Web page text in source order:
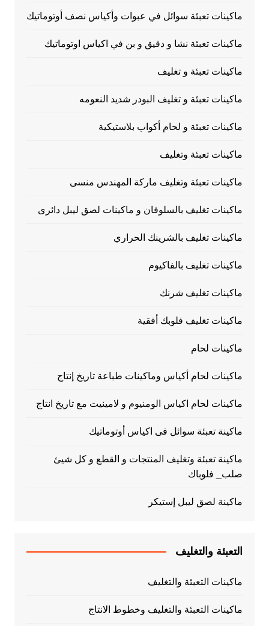
ماكينات تعبئة سوائل في عبوات وأكياس نصف أوتوماتيك
ماكينات تعبئة نشا و دقيق و بن في اكياس اوتوماتيك
ماكينات تعبئة و تغليف
ماكينات تعبئة و تغليف البودر شديد النعومه
ماكينات تعبئة و لحام أكواب بلاستيكية
ماكينات تعبئة وتغليف
ماكينات تعبئة وتغليف ماركة المهندس منسى
ماكينات تغليف بالسلوفان و ماكينات لصق ليبل دائرى
ماكينات تغليف بالشرينك الحراري
ماكينات تغليف بالفاكيوم
ماكينات تغليف شرنك
ماكينات تغليف فلوبك أفقية
ماكينات لحام
ماكينات لحام أكياس وماكينات طباعة تاريخ إنتاج
ماكينات لحام اكياس الومنيوم و لامينيت مع تاريخ انتاج
ماكينة تعبئة سوائل فى اكياس أوتوماتيك
ماكينة تعبئة وتغليف المنتجات و القطع و كل شيئ
صلب_ فلوباك
ماكينة لصق ليبل إستيكر
التعبئة والتغليف
ماكينات التعبئة والتغليف
ماكينات التعبئة والتغليف وخطوط الانتاج